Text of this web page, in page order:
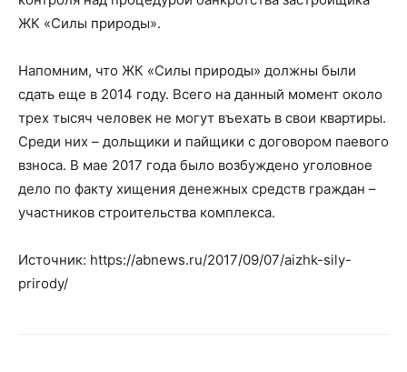
ЖК «Силы природы».
Напомним, что ЖК «Силы природы» должны были
сдать еще в 2014 году. Всего на данный момент около
трех тысяч человек не могут въехать в свои квартиры.
Среди них – дольщики и пайщики с договором паевого
взноса. В мае 2017 года было возбуждено уголовное
дело по факту хищения денежных средств граждан –
участников строительства комплекса.
Источник: https://abnews.ru/2017/09/07/aizhk-sily-
prirody/